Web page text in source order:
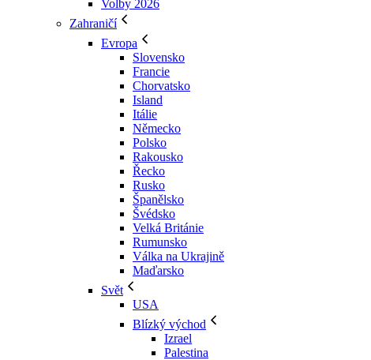
Volby 2026
Zahraničí
Evropa
Slovensko
Francie
Chorvatsko
Island
Itálie
Německo
Polsko
Rakousko
Řecko
Rusko
Španělsko
Švédsko
Velká Británie
Rumunsko
Válka na Ukrajině
Maďarsko
Svět
USA
Blízký východ
Izrael
Palestina